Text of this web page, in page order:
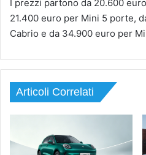
I prezzi partono da 20.600
21.400 euro per Mini 5 porte,
Cabrio e da 34.900 euro per
Articoli Correlati